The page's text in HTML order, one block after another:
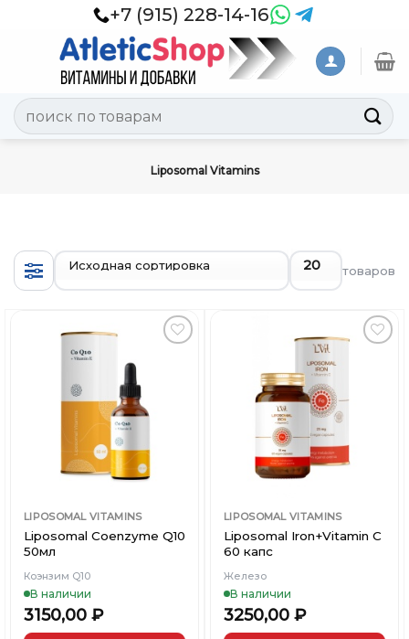
+7 (915) 228-14-16
Искать:
Liposomal Vitamins
товаров
Вишлист
LIPOSOMAL VITAMINS
Liposomal Coenzyme Q10
50мл
Коэнзим Q10
В наличии
3150,00 ₽
LIPOSOMAL VITAMINS
Liposomal Iron+Vitamin C
60 капс
Железо
В наличии
3250,00 ₽